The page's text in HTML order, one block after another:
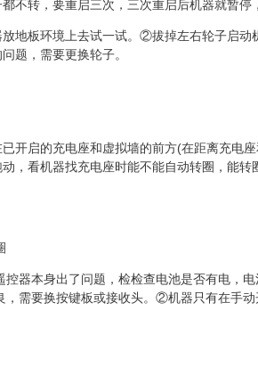
不转，要重启三次，三次重启后机器就暂停
地板环境上去试一试。②拔掉左右轮子启动
题，需要更换轮子。
开启的充电座和虚拟墙的前方(在距离充电
，看机器找充电座时能不能自动转圈，能
器本身出了问题，检检查电池是否有电，
，需要换按键板或接收头。②机器只有在手